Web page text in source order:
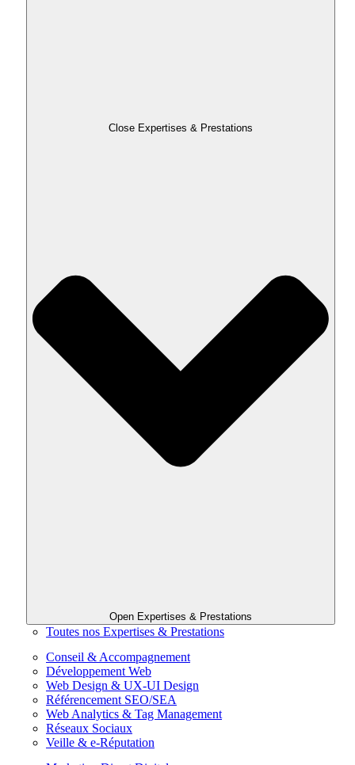
Close Expertises & Prestations
Open Expertises & Prestations
Toutes nos Expertises & Prestations
Conseil & Accompagnement
Développement Web
Web Design & UX-UI Design
Référencement SEO/SEA
Web Analytics & Tag Management
Réseaux Sociaux
Veille & e-Réputation